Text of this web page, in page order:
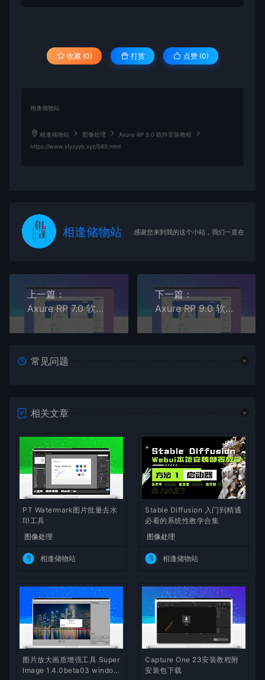
收藏 (0) 打赏 点赞 (0)
相逢储物站
相逢储物站 图像处理
Axure RP 8.0 软件安装教程
https://www.xfyzyyb.xyz/569.html
相逢储物站 感谢您来到我的这个小站，我们一直在路上
上一篇：
Axure RP 7.0 软件安装教程
下一篇：
Axure RP 9.0 软件安装教程
常见问题
相关文章
PT Watermark图片批量去水
印工具
图像处理
相逢储物站
Stable Diffusion 入门到精通
必看的系统性教学合集
图像处理
相逢储物站
图片放大画质增强工具 Super
Image 1.4.0beta03 window
Capture One 23安装教程附
安装包下载